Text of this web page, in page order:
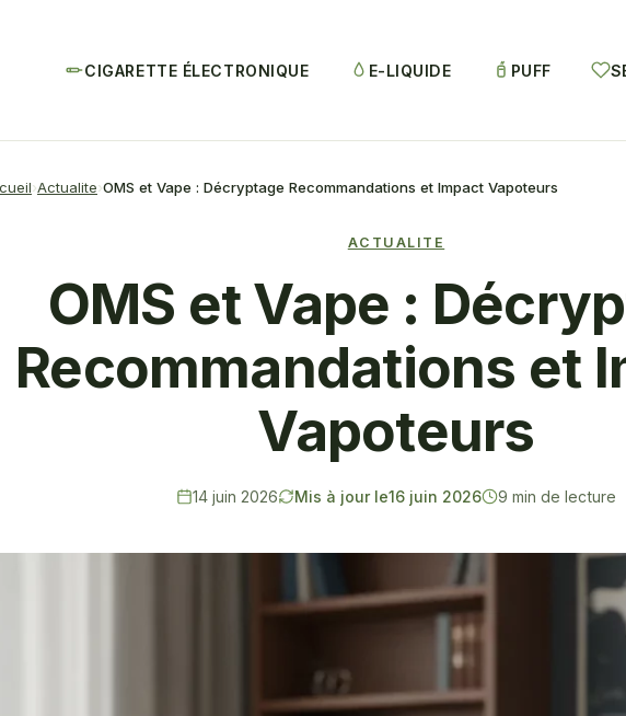
CIGARETTE ÉLECTRONIQUE E-LIQUIDE PUFF
Actualite OMS et Vape : Décryptage Recommandations et Impact Vapoteurs
ACTUALITE
OMS et Vape :
Recommandations et
Vapoteurs
14 juin 2026 Mis à jour le16 juin 2026 9 min de lecture